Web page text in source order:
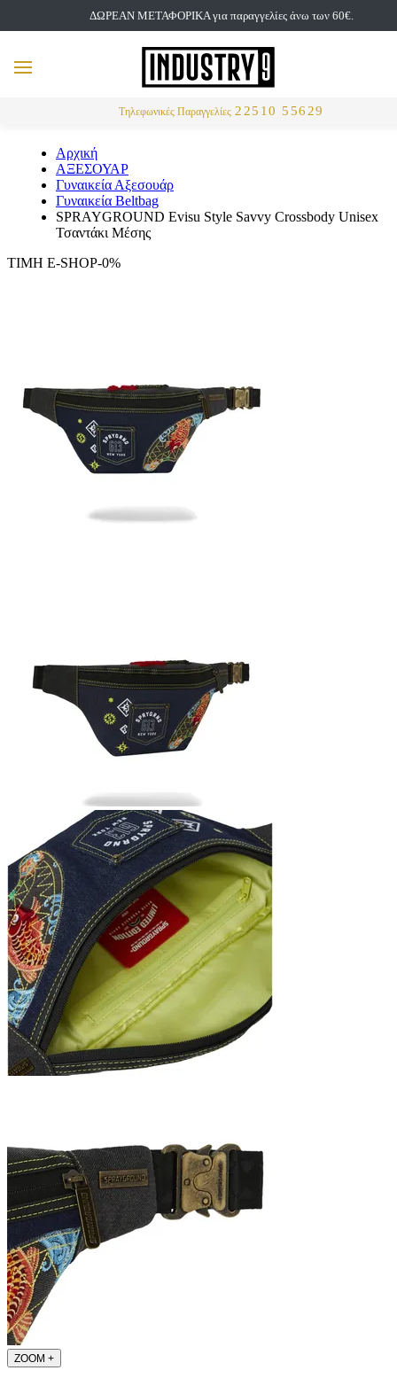
ΔΩΡΕΑΝ ΜΕΤΑΦΟΡΙΚΑ για παραγγελίες άνω των 60€.
Τηλεφωνικές Παραγγελίες 22510 55629
MENU
Αρχική
ΑΞΕΣΟΥΑΡ
Γυναικεία Αξεσουάρ
Γυναικεία Beltbag
SPRAYGROUND Evisu Style Savvy Crossbody Unisex
Τσαντάκι Μέσης
ΤΙΜΗ E-SHOP-0%
ZOOM +